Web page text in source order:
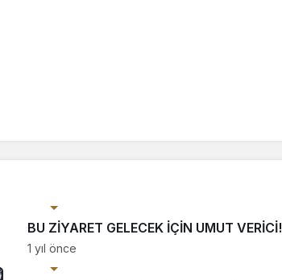
BU ZİYARET GELECEK İÇİN UMUT VERİCİ!
1 yıl önce
Ekonomi